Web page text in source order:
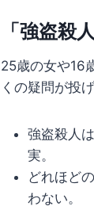
「強盗殺
25歳の女や16
くの疑問が投
強盗殺人
実。
どれほど
わない。